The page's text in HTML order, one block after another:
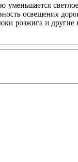
уменьшается
освещения
розжига и